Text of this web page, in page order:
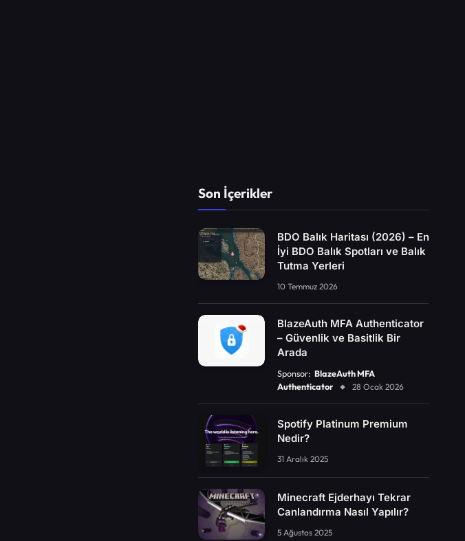
Son İçerikler
BDO Balık Haritası (2026) – En
İyi BDO Balık Spotları ve Balık
Tutma Yerleri
10 Temmuz 2026
BlazeAuth MFA Authenticator
– Güvenlik ve Basitlik Bir
Arada
Sponsor: BlazeAuth MFA
Authenticator
28 Ocak 2026
Spotify Platinum Premium
Nedir?
31 Aralık 2025
Minecraft Ejderhayı Tekrar
Canlandırma Nasıl Yapılır?
5 Ağustos 2025